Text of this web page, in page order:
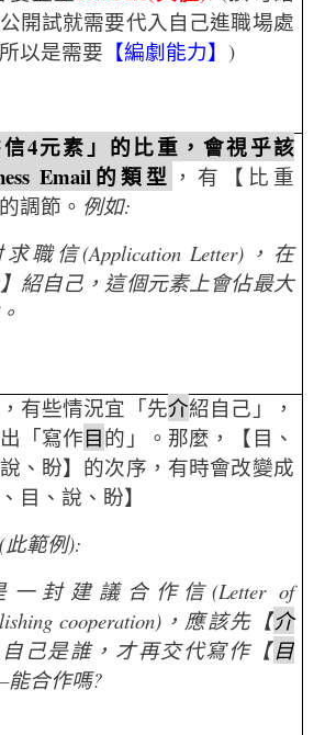
開試就需要代入自己進職場處
以是需要 【編劇能力】)
信4元素」的比重，會視乎該
Email的類型 ，有【比重
調節。 例如:
求職信(Application Letter) ，在
】紹自己，這個元素上會佔最大
有些情況宜「先介紹自己」，
「寫作目的」。那麼，【目、
、盼】的次序，有時會改變成
、目、說、盼】
(此範例):
一封建議合作信(Letter of
cooperation) ，應該先【介
己是誰，才再交代寫作【目
–能合作嗎?